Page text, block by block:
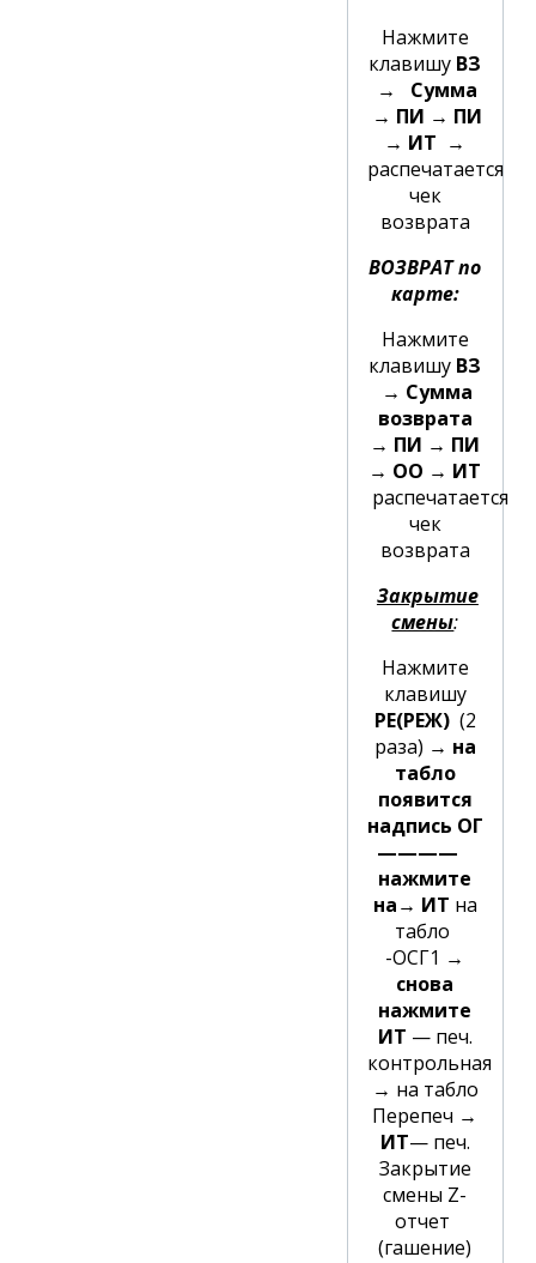
Нажмите
клавишу ВЗ
→ Сумма
→ ПИ → ПИ
→ ИТ →
распечатается
чек
возврата
ВОЗВРАТ по
карте:
Нажмите
клавишу ВЗ
→ Сумма
возврата
→ ПИ → ПИ
→ ОО → ИТ
распечатается
чек
возврата
Закрытие
смены:
Нажмите
клавишу
РЕ(РЕЖ) (2
раза) → на
табло
появится
надпись ОГ
————
нажмите
на→ ИТ на
табло
-ОСГ1 →
снова
нажмите
ИТ — печ.
контрольная
→ на табло
Перепеч →
ИТ— печ.
Закрытие
смены Z-
отчет
(гашение)